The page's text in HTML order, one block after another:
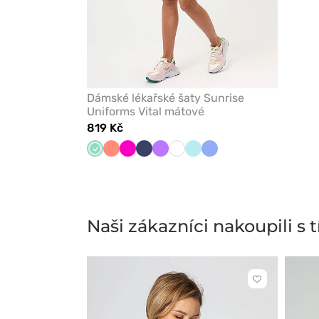
Dámské lékařské šaty Sunrise
Uniforms Vital mátové
819 Kč
MátováKoralováMalinováNámořnická
Fialová
Bílá AquaKlasicky
Naši zákazníci nakoupili
Kliknutím